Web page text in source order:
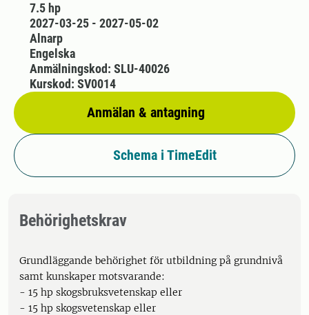
7.5 hp
2027-03-25 - 2027-05-02
Alnarp
Engelska
Anmälan & antagning
Anmälningskod: SLU-40026
Kurskod: SV0014
Schema i TimeEdit
Behörighetskrav
Grundläggande behörighet för utbildning på grundnivå
samt kunskaper motsvarande:
- 15 hp skogsbruksvetenskap eller
- 15 hp skogsvetenskap eller